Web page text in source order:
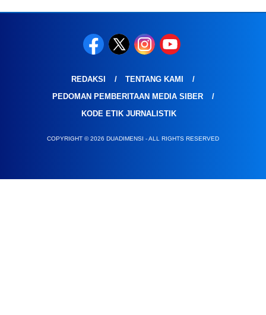
REDAKSI
TENTANG KAMI
PEDOMAN PEMBERITAAN MEDIA SIBER
KODE ETIK JURNALISTIK
COPYRIGHT © 2026 DUADIMENSI - ALL RIGHTS RESERVED